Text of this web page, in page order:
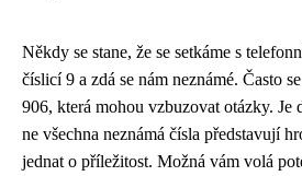
Někdy se stane, že se setkáme s
číslicí 9 a zdá se nám neznámé. Často
906, která mohou vzbuzovat otázky. Je
ne všechna neznámá čísla představují
jednat o příležitost. Možná vám volá